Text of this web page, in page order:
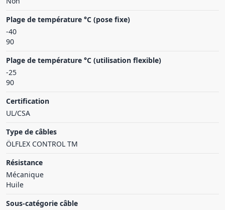
Plage de température °C (pose fixe)
-40
90
Plage de température °C (utilisation flexible)
-25
90
Certification
UL/CSA
Type de câbles
ÖLFLEX CONTROL TM
Résistance
Mécanique
Huile
Sous-catégorie câble